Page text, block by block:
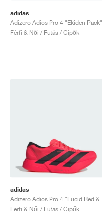
adidas
Adizero Adios Pro 4 "Ekiden Pack"
Férfi & Női / Futás / Cipők
adidas
Férfi & Női / Futás / Cipők